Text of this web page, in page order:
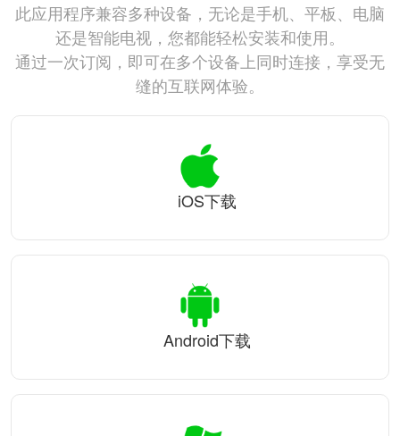
此应用程序兼容多种设备，无论是手机、平板、电脑
还是智能电视，您都能轻松安装和使用。
通过一次订阅，即可在多个设备上同时连接，享受无
缝的互联网体验。
iOS下载
Android下载